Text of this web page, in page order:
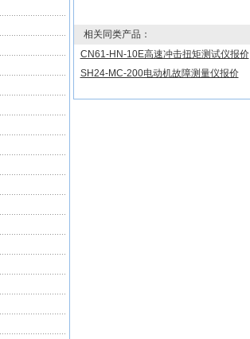
相关同类产品：
CN61-HN-10E高速冲击扭矩测试仪报价
SH24-MC-200电动机故障测量仪报价